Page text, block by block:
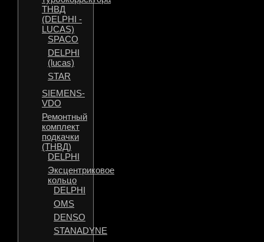
ТНВД
(DELPHI -
LUCAS)
SPACO
DELPHI
(lucas)
STAR
SIEMENS-
VDO
Ремонтный
комплект
подкачки
(ТНВД)
DELPHI
Эксцентриковое
кольцо
DELPHI
OMS
DENSO
STANADYNE